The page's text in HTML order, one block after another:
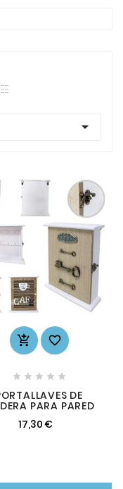

 
    
DE
PARA PARED
17,30 €